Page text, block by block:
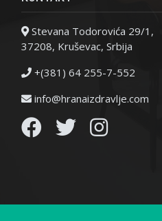
Stevana Todorovića 29/1,
37208, Kruševac, Srbija
+(381) 64 255-7-552
info@hranaizdravlje.com